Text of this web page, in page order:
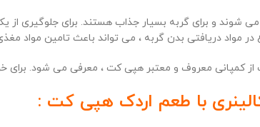
می شوند و برای گربه بسیار جذاب هستند. برای جلوگیری
در مواد دریافتی بدن گربه ، می تواند باعث تامین مواد
از کمپانی معروف و معتبر هپی کت ، معرفی می شود. برای
با طعم اردک هپی کت :